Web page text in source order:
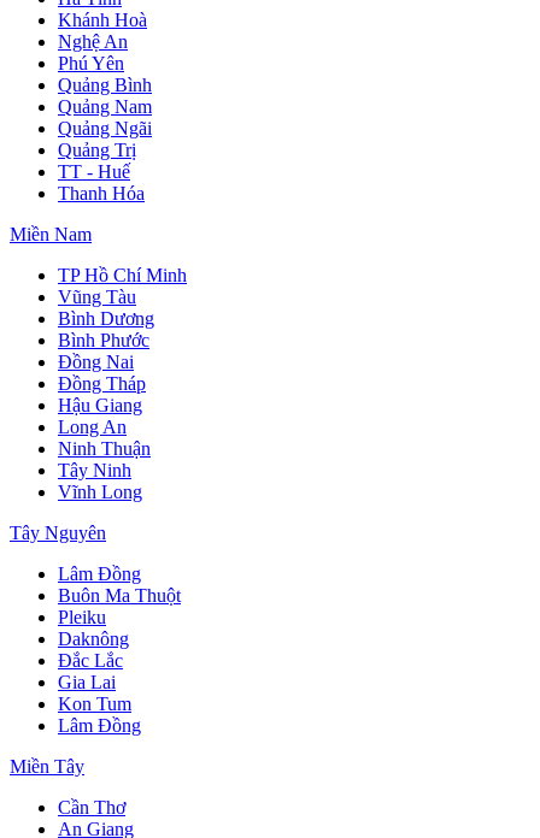
Khánh Hoà
Nghệ An
Phú Yên
Quảng Bình
Quảng Nam
Quảng Ngãi
Quảng Trị
TT - Huế
Thanh Hóa
Miền Nam
TP Hồ Chí Minh
Vũng Tàu
Bình Dương
Bình Phước
Đồng Nai
Đồng Tháp
Hậu Giang
Long An
Ninh Thuận
Tây Ninh
Vĩnh Long
Tây Nguyên
Lâm Đồng
Buôn Ma Thuột
Pleiku
Daknông
Đắc Lắc
Gia Lai
Kon Tum
Lâm Đồng
Miền Tây
Cần Thơ
An Giang